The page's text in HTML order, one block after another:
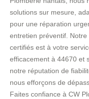
solutions sur mesure,
pour une réparation
entretien préventif.
certifiés est à votre
efficacement à 44670 et
notre réputation de
nous efforçons de
Faites confiance à CW